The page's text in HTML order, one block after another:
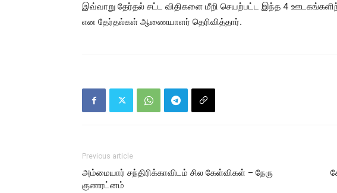
இவ்வாறு தேர்தல் சட்ட விதிகளை மீறி செயற்பட்ட இந்த 4
என தேர்தல்கள் ஆணையாளர் தெரிவித்தார்.
Previous article
அம்மையார் சந்திரிக்காவிடம் சில கேள்விகள் – நேரு
குணரட்னம்